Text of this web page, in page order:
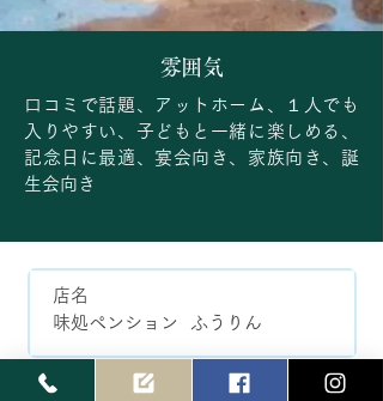
雰囲気
口コミで話題、アットホーム、１人でも
入りやすい、子どもと一緒に楽しめる、
記念日に最適、宴会向き、家族向き、誕
生会向き
店名
味処ペンション ふうりん
所在地